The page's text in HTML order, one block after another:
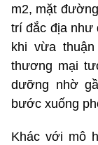
m2, mặt
trí đắc địa như
khi vừa
thương mại
dưỡng nhờ
bước xuống
Khác với mô